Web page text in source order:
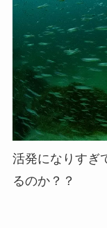
活発になりすぎ
るのか？？